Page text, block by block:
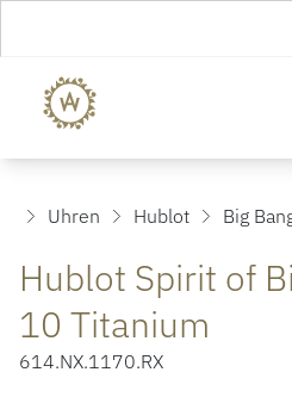
Uhren Hublot Big
Hublot Spirit of
10 Titanium
614.NX.1170.RX